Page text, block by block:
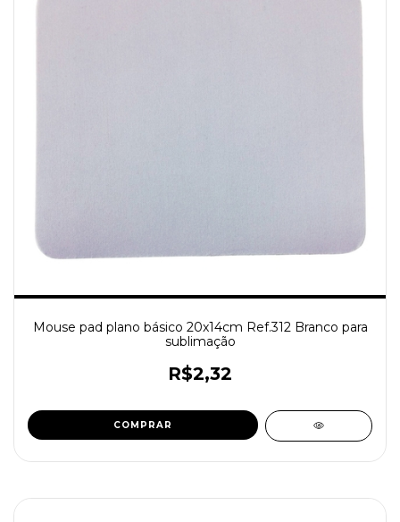
Mouse pad plano básico 20x14cm Ref.312 Branco para
sublimação
R$2,32